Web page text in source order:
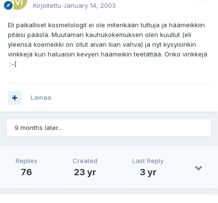
Kirjoitettu January 14, 2003
Eli paikalliset kosmetologit ei ole mitenkään tuttuja ja häämeikkiin
pitäisi päästä. Muutaman kauhukokemuksen olen kuullut (eli
yleensä koemeikki on ollut aivan liian vahva) ja nyt kysyisinkin
vinkkejä kun haluaisin kevyen häämeikin teetättää. Onko vinkkejä
:-[
Lainaa
9 months later...
Replies
76
Created
23 yr
Last Reply
3 yr